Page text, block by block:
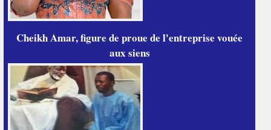
Cheikh Amar, figure de proue de l'entreprise vouée
aux siens